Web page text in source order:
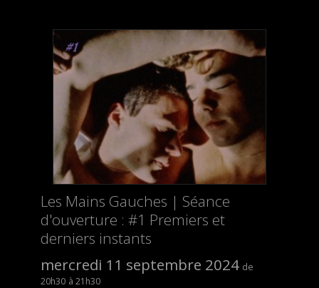
Les Mains Gauches | Séance
d'ouverture : #1 Premiers et
derniers instants
mercredi 11 septembre 2024
20h30 21h30